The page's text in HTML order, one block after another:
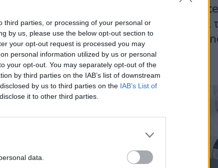
third parties, or processing of your personal or
by us, please use the below opt-out section to
your opt-out request is processed you may
personal information utilized by us or personal
your opt-out. You may separately opt-out of the
by third parties on the IAB’s list of downstream
by us to third parties on the IAB’s List of
it to other third parties.
data.
τον Ιούνιο του 2026 με τιμή
κάτω από 25.000 ευρώ